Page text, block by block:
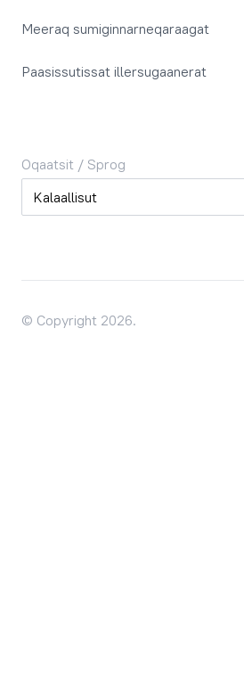
Meeraq sumiginnarneqaraagat
Paasissutissat illersugaanerat
Oqaatsit / Sprog
Oqaatsit / Sprog
© Copyright 2026.